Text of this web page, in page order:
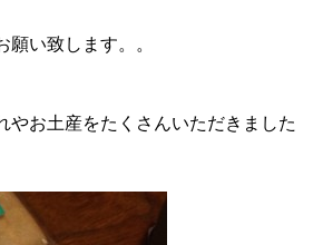
い致します。。
やお土産をたくさんいただきました